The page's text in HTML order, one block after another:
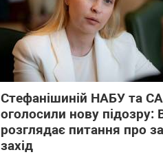
Стефанішиній НАБУ та
оголосили нову підозру:
розглядає питання про
захід